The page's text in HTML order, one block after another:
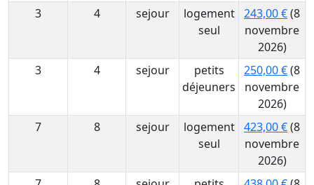
3
4 sejour
logement
seul
243,00 €(8
novembre
2026)
3
4 sejour
petits
déjeuners
250,00 €(8
novembre
2026)
7
8 sejour
logement
seul
423,00 €(8
novembre
2026)